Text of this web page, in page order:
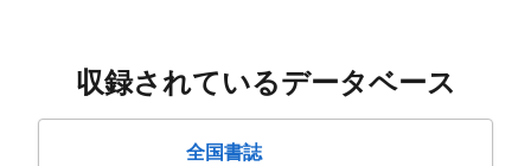
収録されているデータベース
全国書誌